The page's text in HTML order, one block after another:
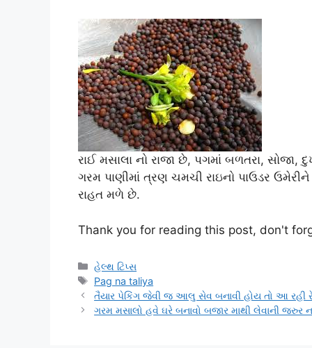
રાઈ મસાલા નો રાજા છે, પગમાં બળતરા, સોજા,
ગરમ પાણીમાં ત્રણ ચમચી રાઇનો પાઉડર ઉમેરીને
રાહત મળે છે.
Thank you for reading this post, don't
Categories
હેલ્થ ટિપ્સ
Tags
Pag na taliya
તૈયાર પેકિંગ જેવી જ આલુ સેવ બનાવી હોય તો આ રહી
ગરમ મસાલો હવે ઘરે બનાવો બજાર માથી લેવાની જરુર